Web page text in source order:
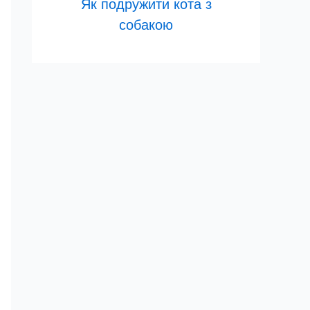
Як подружити кота з
собакою